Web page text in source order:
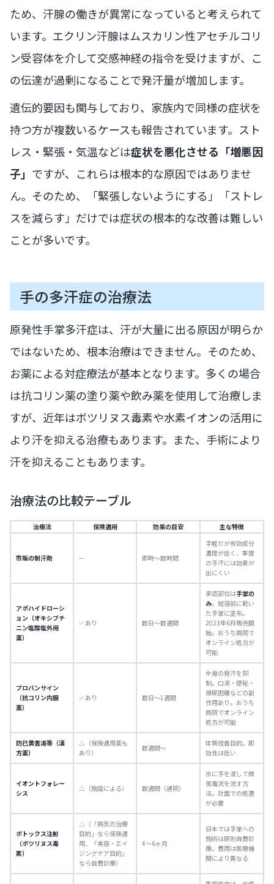
ため、汗腺の働きが異常になっていると考えられて
います。エクリン汗腺はムスカリン性アセチルコリ
ン受容体を介して交感神経の指令を受けますが、こ
の伝達が過剰になることで発汗量が増加します。
遺伝的要因も関与しており、家族内で同様の症状を
持つ方が複数いるケースも報告されています。スト
レス・緊張・気温などは症状を悪化させる「増悪因
子」 ですが、これらは根本的な原因ではありませ
ん。そのため、「緊張しないようにする」「ストレ
スを減らす」だけでは症状の根本的な改善は難しい
ことが多いです。
手の多汗症の治療法
原発性手掌多汗症は、汗が大量に出る原因が明らか
ではないため、根本治療はできません。そのため、
お薬による対症療法が基本となります。多くの場合
は抗コリン薬の塗り薬や飲み薬を使用して治療しま
すが、近年はボツリヌス毒素や水素イオンの活用に
より汗を抑える治療もあります。また、手術により
汗を抑えることもあります。
治療法の比較テーブル
治療法 保険適用 効果の目安 主な特徴
市販の制汗剤 — 即時〜数時間
手軽だが有効成分
濃度が低く、重度
の手汗には効果が
出にくい
アポハイドローシ
ョン（オキシブチ
ニン塩酸塩外用
薬）
✅ あり 数日〜数週間
承認部位は手掌の
み。就寝前に乾い
た手掌に塗布。
2023年6月販売開
始。おうち病院で
オンライン処方が
可能
プロバンサイン
（抗コリン内服
薬）
✅ あり 数日〜1週間
全身の発汗を抑
制。口渇・便秘・
排尿困難などの副
作用あり。おうち
病院でオンライン
処方が可能
防已黄耆湯等（漢
方薬）
△（保険適用薬も
あり）
数週間〜
体質改善目的。即
効性は低い
イオントフォレー
シス
△（施設による） 数週間（通院）
水に手を浸して微
弱電流を流す方
法。対面での処置
が必要
ボトックス注射
（ボツリヌス毒
素）
△（「病気の治療
目的」なら保険適
用、「美容・エイ
ジングケア目的」
なら自費診療）
4〜6ヶ月
日本では手掌への
施術は原則自費診
療。費用は医療機
関により異なる